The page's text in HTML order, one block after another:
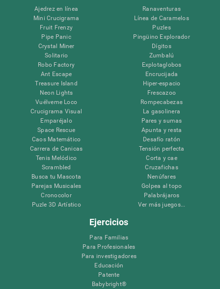
Ajedrez en línea
Mini Crucigrama
Fruit Frenzy
Pipe Panic
Crystal Miner
Solitario
Robo Factory
Ant Escape
Treasure Island
Neon Lights
Vuélveme Loco
Crucigrama Visual
Emparéjalo
Space Rescue
Caos Matemático
Carrera de Canicas
Tenis Melódico
Scrambled
Busca tu Mascota
Parejas Musicales
Cronocolor
Puzle 3D Artístico
Ranaventuras
Línea de Caramelos
Puzles
Pingüino Explorador
Dígitos
Zumbalú
Explotaglobos
Encrucijada
Hiper-espacio
Frescazoo
Rompecabezas
La gasolinera
Pares y sumas
Apunta y resta
Desafío ratón
Tensión perfecta
Corta y cae
Cruzafichas
Nenúfares
Golpea al topo
Palabrájaros
Ver más juegos...
Ejercicios
Para Familias
Para Profesionales
Para investigadores
Educación
Patente
Babybright®